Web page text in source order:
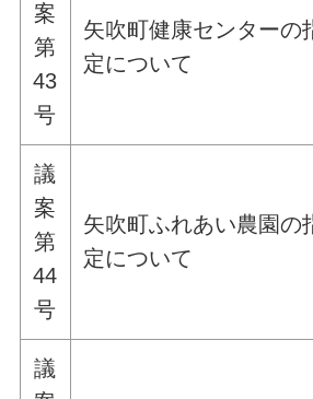
案
第
43
号
矢吹町健康センターの
定について
議
案
第
44
号
矢吹町ふれあい農園の
定について
議